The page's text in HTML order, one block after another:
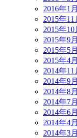
2016年1月
2015年11
2015年10
2015年9月
2015年5月
2015年4月
2014年11
2014年9月
2014年8月
2014年7月
2014年6月
2014年4月
2014年3月